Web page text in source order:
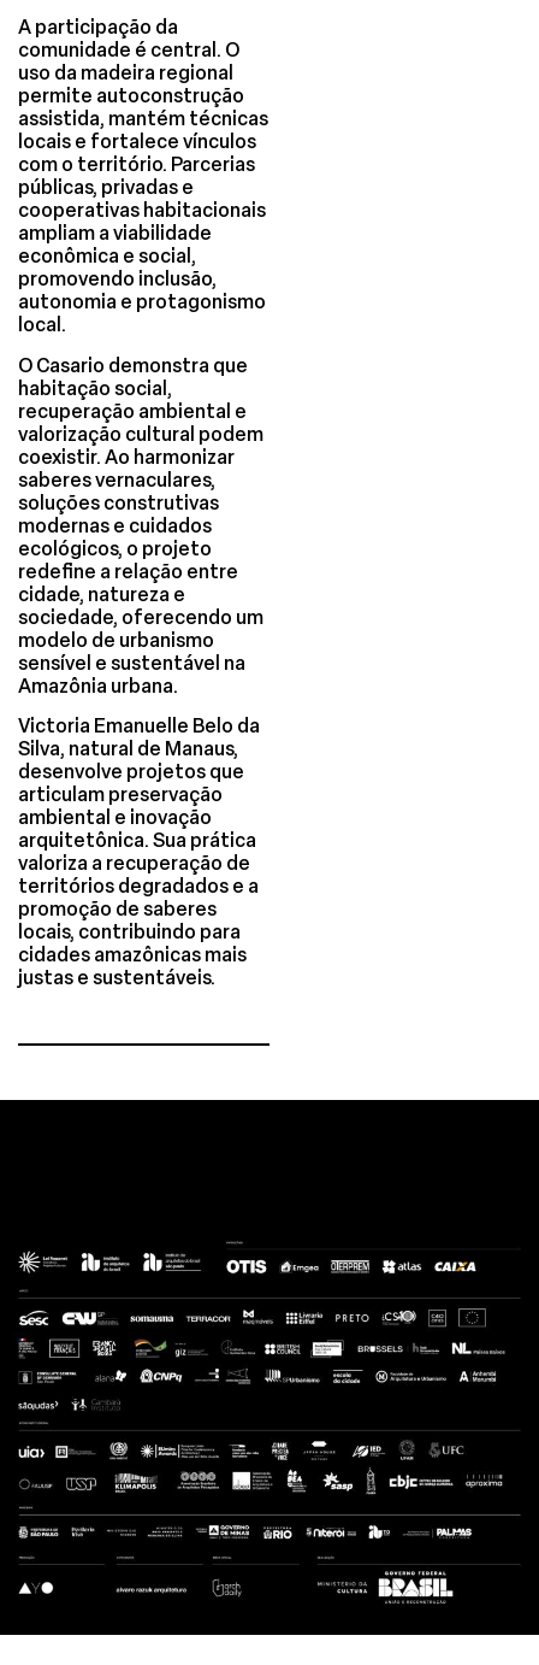
A participação da
comunidade é central. O
uso da madeira regional
permite autoconstrução
assistida, mantém técnicas
locais e fortalece vínculos
com o território. Parcerias
públicas, privadas e
cooperativas habitacionais
ampliam a viabilidade
econômica e social,
promovendo inclusão,
autonomia e protagonismo
local.
O Casario demonstra que
habitação social,
recuperação ambiental e
valorização cultural podem
coexistir. Ao harmonizar
saberes vernaculares,
soluções construtivas
modernas e cuidados
ecológicos, o projeto
redefine a relação entre
cidade, natureza e
sociedade, oferecendo um
modelo de urbanismo
sensível e sustentável na
Amazônia urbana.
Victoria Emanuelle Belo da
Silva, natural de Manaus,
desenvolve projetos que
articulam preservação
ambiental e inovação
arquitetônica. Sua prática
valoriza a recuperação de
territórios degradados e a
promoção de saberes
locais, contribuindo para
cidades amazônicas mais
justas e sustentáveis.